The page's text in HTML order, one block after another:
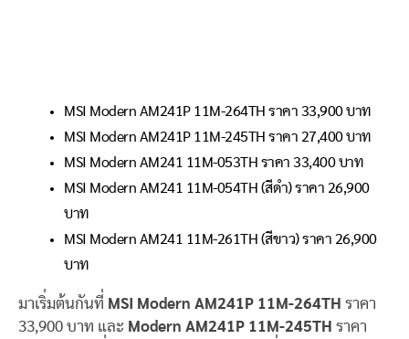
MSI Modern AM241P 11M-264TH ราคา 33,900 บาท
MSI Modern AM241P 11M-245TH ราคา 27,400 บาท
MSI Modern AM241 11M-053TH ราคา 33,400 บาท
MSI Modern AM241 11M-054TH (สีดำ) ราคา 26,900
บาท
MSI Modern AM241 11M-261TH (สีขาว) ราคา 26,900
บาท
มาเริ่มต้นกันที่ MSI Modern AM241P 11M-264TH ราคา
33,900 บาท และ Modern AM241P 11M-245TH ราคา